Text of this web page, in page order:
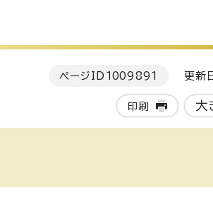
ページID 1009891 更新
印刷 大